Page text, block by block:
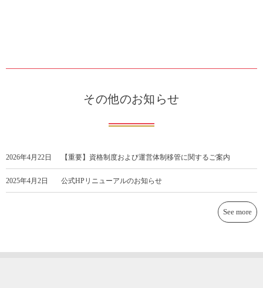
その他のお知らせ
2026年4月22日 【重要】資格制度および運営体制移管に関するご案内
2025年4月2日 公式HPリニューアルのお知らせ
See more